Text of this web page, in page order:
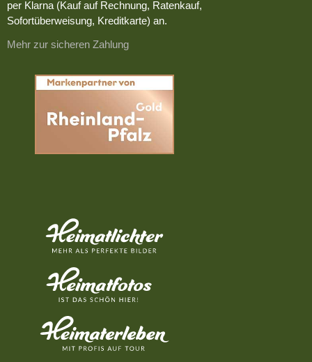
per Klarna (Kauf auf Rechnung, Ratenkauf,
Sofortüberweisung, Kreditkarte) an.
Mehr zur sicheren Zahlung